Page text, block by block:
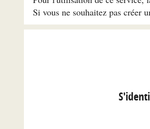
Si vous ne souhaitez pas créer